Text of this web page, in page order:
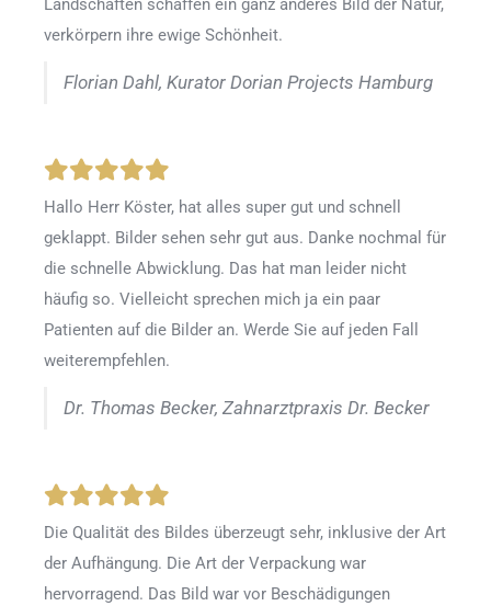
Landschaften schaffen ein ganz anderes Bild der Natur,
verkörpern ihre ewige Schönheit.
Florian Dahl, Kurator Dorian Projects Hamburg
Hallo Herr Köster, hat alles super gut und schnell
geklappt. Bilder sehen sehr gut aus. Danke nochmal für
die schnelle Abwicklung. Das hat man leider nicht
häufig so. Vielleicht sprechen mich ja ein paar
Patienten auf die Bilder an. Werde Sie auf jeden Fall
weiterempfehlen.
Dr. Thomas Becker, Zahnarztpraxis Dr. Becker
Die Qualität des Bildes überzeugt sehr, inklusive der Art
der Aufhängung. Die Art der Verpackung war
hervorragend. Das Bild war vor Beschädigungen